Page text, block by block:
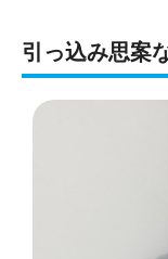
引っ込み思案